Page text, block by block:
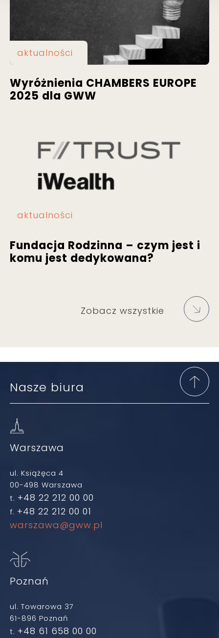
aktualności
Wyróżnienia CHAMBERS EUROPE
2025 dla GWW
aktualności
Fundacja Rodzinna – czym jest i
komu jest dedykowana?
Zobacz wszystkie
Nasze biura
Warszawa
ul. Książęca 4
00-498 Warszawa
t. +48 22 212 00 00
f. +48 22 212 00 01
warszawa@gww.pl
Poznań
ul. Towarowa 37
61-896 Poznań
t. +48 61 658 00 00